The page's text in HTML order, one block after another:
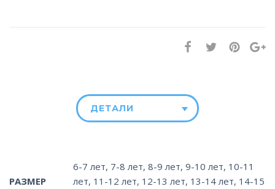
ДЕТАЛИ
РАЗМЕР
6-7 лет, 7-8 лет, 8-9 лет, 9-10 лет, 10-11
лет, 11-12 лет, 12-13 лет, 13-14 лет, 14-15